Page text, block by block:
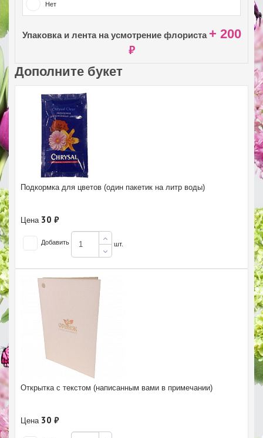
Нет
Упаковка и лента на усмотрение флориста + 200
₽
Дополните букет
Подкормка для цветов (один пакетик на литр воды)
Цена 30 ₽
Добавить шт.
Открытка с текстом (написанным вами в примечании)
Цена 30 ₽